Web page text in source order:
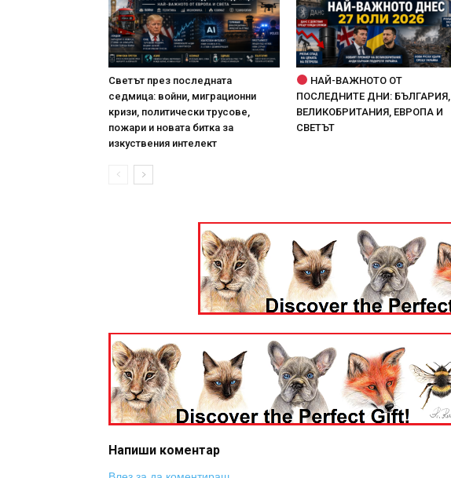
Светът през последната
седмица: войни, миграционни
кризи, политически трусове,
пожари и новата битка за
изкуствения интелект
НАЙ-ВАЖНОТО ОТ
ПОСЛЕДНИТЕ ДНИ: БЪЛГАРИЯ,
ВЕЛИКОБРИТАНИЯ, ЕВРОПА И
СВЕТЪТ
Напиши коментар